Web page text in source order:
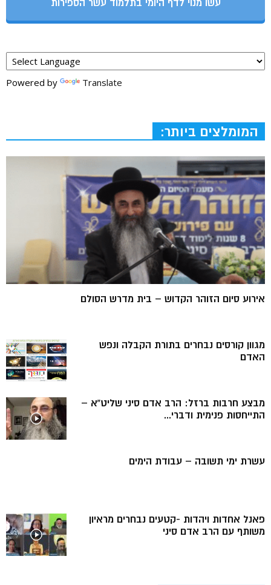
עשו מנוי לדף היומי בתלמוד עשר הספירות
Powered by Translate
המומלצים ביותר:
אירוע סיום הזוהר הקדוש – בית מדרש הסולם
מגוון קורסים נבחרים בתורת הקבלה ונפש
האדם
מבצע חרבות ברזל: הרב אדם סיני שליט”א –
התייחסות פנימית ודברי...
עשרת ימי תשובה – עבודת הימים
פאנל אחדות ויהדות -קטעים נבחרים מראיון
משותף עם הרב אדם סיני